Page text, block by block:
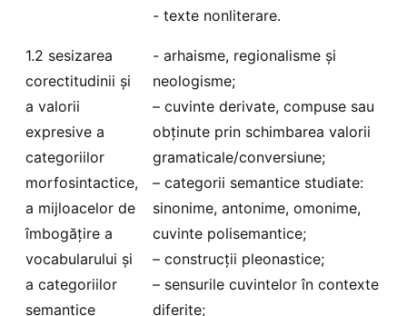
- texte nonliterare.
1.2 sesizarea
corectitudinii și
a valorii
expresive a
categoriilor
morfosintactice,
a mijloacelor de
îmbogățire a
vocabularului și
a categoriilor
semantice
- arhaisme, regionalisme și
neologisme;
– cuvinte derivate, compuse sau
obținute prin schimbarea valorii
gramaticale/conversiune;
– categorii semantice studiate:
sinonime, antonime, omonime,
cuvinte polisemantice;
– construcții pleonastice;
– sensurile cuvintelor în contexte
diferite;